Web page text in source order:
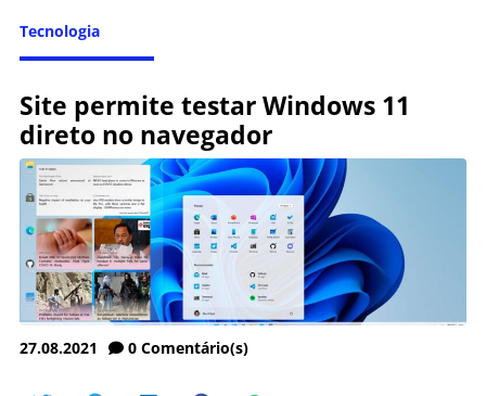
Tecnologia
Site permite testar Windows 11
direto no navegador
27.08.2021 0 Comentário(s)